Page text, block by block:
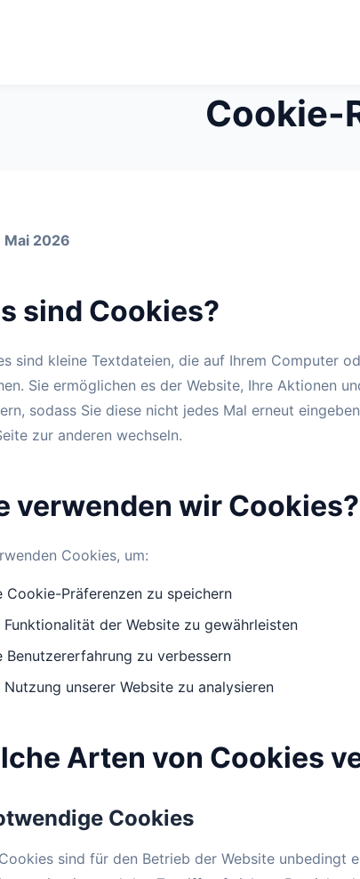
Cookie-
Mai 2026
sind Cookies?
sind kleine Textdateien, die auf Ihrem Computer
Sie ermöglichen es der Website, Ihre Aktionen
sodass Sie diese nicht jedes Mal erneut
zur anderen wechseln.
verwenden wir Cookies?
Cookies, um:
Cookie-Präferenzen zu speichern
Funktionalität der Website zu gewährleisten
Benutzererfahrung zu verbessern
Nutzung unserer Website zu analysieren
Arten von Cookies
Cookies
sind für den Betrieb der Website unbedingt